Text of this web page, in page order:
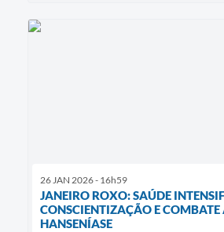
26 JAN 2026 - 16h59
JANEIRO ROXO: SAÚDE
CONSCIENTIZAÇÃO E COMBATE
HANSENÍASE